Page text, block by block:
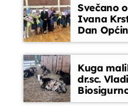
Glazbeni
Vijesti
Svečano
Ivana
Dan
Kuga
dr.sc.